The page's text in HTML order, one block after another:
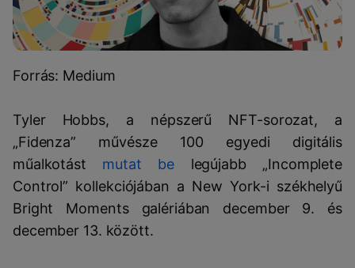
Forrás: Medium
Tyler Hobbs, a népszerű NFT-sorozat, a
„Fidenza” művésze 100 egyedi digitális
műalkotást mutat be legújabb „Incomplete
Control” kollekciójában a New York-i székhelyű
Bright Moments galériában december 9. és
december 13. között.